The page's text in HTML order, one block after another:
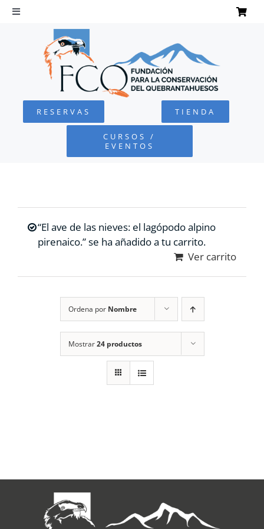
Saltar
Toggle
Navigation
QUEBRANTAHUESOS
FUNDACIÓN
COLABORA
RECURSOS
CONTACTO
RESERVAS TIENDA
CURSOS /
EVENTOS
“El ave de las nieves: el lagópodo alpino
pirenaico.” se ha añadido a tu carrito.
Ver carrito
Ordena por Nombre
Mostrar24 productos